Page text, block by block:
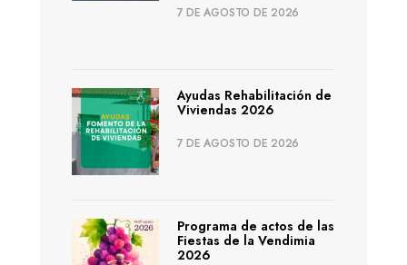
7 DE AGOSTO DE 2026
Ayudas Rehabilitación de
Viviendas 2026
7 DE AGOSTO DE 2026
Programa de actos de las
Fiestas de la Vendimia
2026